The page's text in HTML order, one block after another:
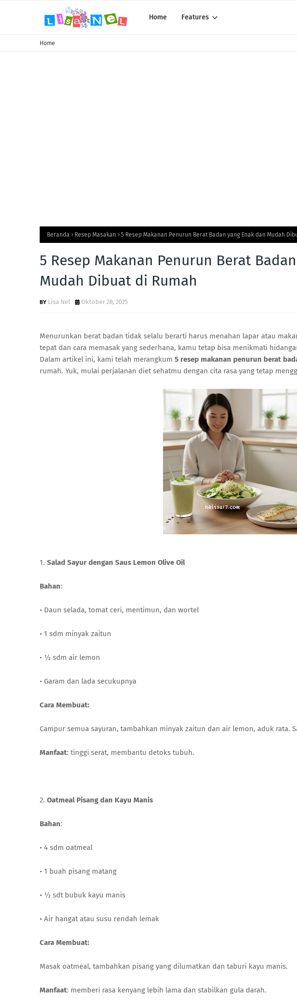
Home Features
Home
Beranda Resep Masakan 5 Resep Makanan Penurun Berat Badan yang Enak dan Mudah
5 Resep Makanan Penurun Berat
Mudah Dibuat di Rumah
Lisa Nel Oktober 28, 2025
Menurunkan berat badan tidak selalu berarti harus menahan lapar atau
tepat dan cara memasak yang sederhana, kamu tetap bisa menikmati
Dalam artikel ini, kami telah merangkum 5 resep makanan penurun berat
rumah. Yuk, mulai perjalanan diet sehatmu dengan cita rasa yang tetap
1. Salad Sayur dengan Saus Lemon Olive Oil
Bahan:
• Daun selada, tomat ceri, mentimun, dan wortel
• 1 sdm minyak zaitun
• ½ sdm air lemon
• Garam dan lada secukupnya
Cara Membuat:
Campur semua sayuran, tambahkan minyak zaitun dan air lemon, aduk rata.
Manfaat: tinggi serat, membantu detoks tubuh.
2. Oatmeal Pisang dan Kayu Manis
Bahan:
• 4 sdm oatmeal
• 1 buah pisang matang
• ½ sdt bubuk kayu manis
• Air hangat atau susu rendah lemak
Cara Membuat:
Masak oatmeal, tambahkan pisang yang dilumatkan dan taburi kayu manis.
Manfaat: memberi rasa kenyang lebih lama dan stabilkan gula darah.